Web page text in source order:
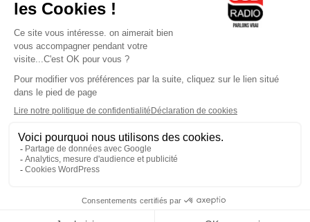
olympique-et-lyonnais.com
L'application Iphone / Android
Téléchargez l'application
Les cookies
Gestion des cookies
Crédit photos : ©Sud Radio / Pierre Olivier